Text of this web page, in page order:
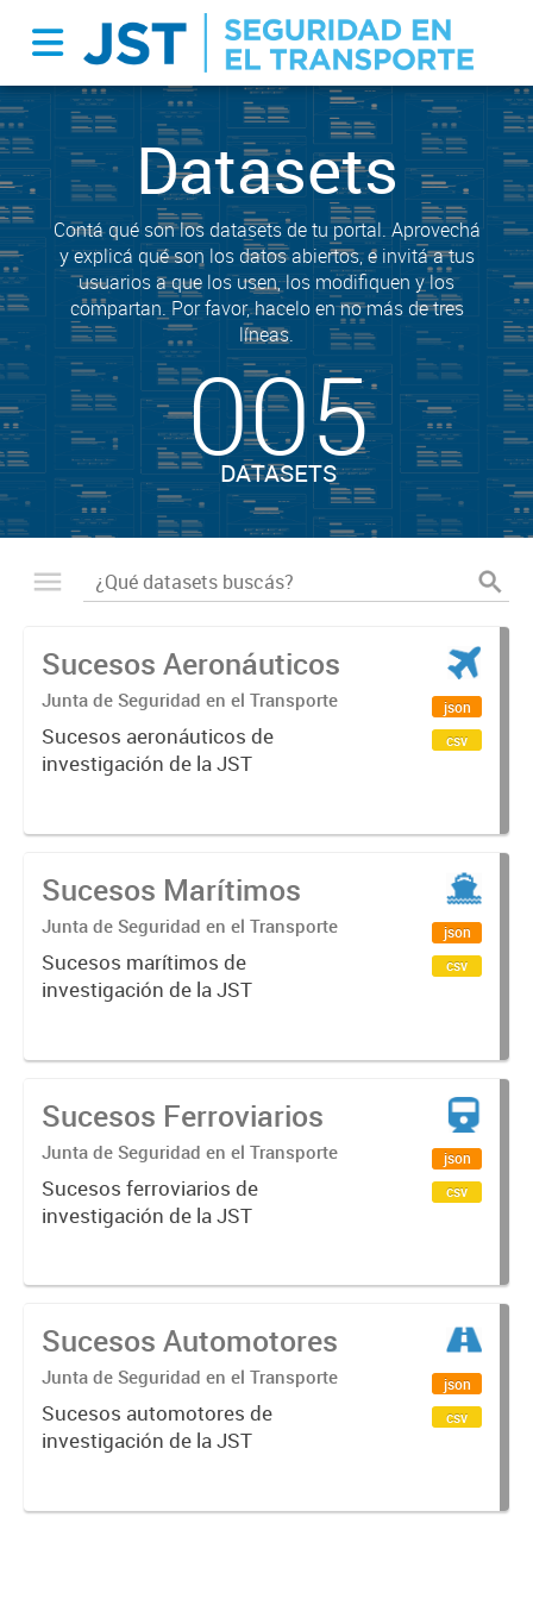
Datasets
Contá qué son los datasets de tu portal. Aprovechá
y explicá qué son los datos abiertos, e invitá a tus
usuarios a que los usen, los modifiquen y los
compartan. Por favor, hacelo en no más de tres
líneas.
005
DATASETS
Sucesos Aeronáuticos
Junta de Seguridad en el Transporte
Sucesos aeronáuticos de
investigación de la JST
json
csv
Sucesos Marítimos
Junta de Seguridad en el Transporte
Sucesos marítimos de
investigación de la JST
json
csv
Sucesos Ferroviarios
Junta de Seguridad en el Transporte
Sucesos ferroviarios de
investigación de la JST
json
csv
Sucesos Automotores
Junta de Seguridad en el Transporte
Sucesos automotores de
investigación de la JST
json
csv